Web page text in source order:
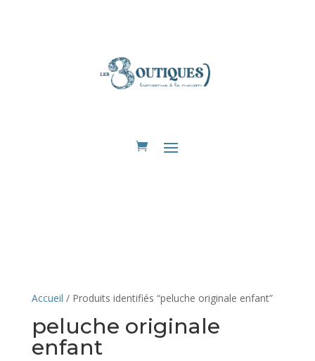
Accueil / Produits identifiés “peluche originale enfant”
peluche originale
enfant